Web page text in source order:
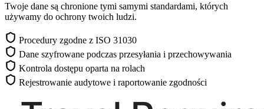
Twoje dane są chronione tymi samymi standardami, których
używamy do ochrony twoich ludzi.
Procedury zgodne z ISO 31030
Dane szyfrowane podczas przesyłania i przechowywania
Kontrola dostępu oparta na rolach
Rejestrowanie audytowe i raportowanie zgodności